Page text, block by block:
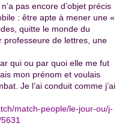
pas encore d’objet précis
: être apte à mener une «
quitte le monde du
professeure de lettres, une
qui ou par quoi elle me fut
mon prénom et voulais
Je l’ai conduit comme j’ai
match-people/le-jour-ou/j-